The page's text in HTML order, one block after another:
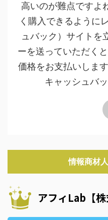
高いのが難点ですよ
く購入できるように
ュバック）サイトを
ーを送っていただく
価格をお支払いしま
キャッシュバ
情報商材
アフィLab【株